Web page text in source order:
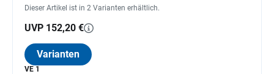
Dieser Artikel ist in 2 Varianten erhältlich.
UVP 152,20 €
Varianten
VE 1